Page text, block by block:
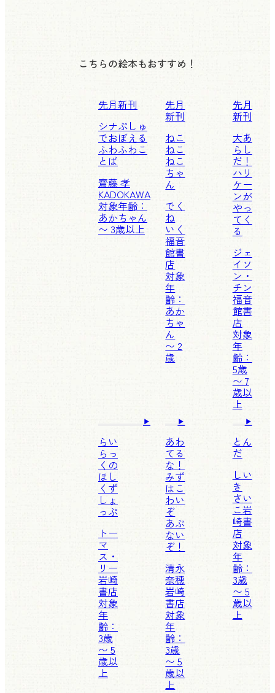
こちらの絵本もおすすめ！
先月新刊
シナぷしゅ
でおぼえる
ふわふわこ
とば
齋藤 孝
KADOKAWA
対象年齢：
あかちゃん
〜 3歳以上
先月
新刊
ねこ
ねこ
ねこ
ちゃ
ん
でく
ね
いく
福音
館書
店
対象
年
齢：
あか
ちゃ
ん
〜 2
歳
先月
新刊
大あ
らし
だ！
ハリ
ケー
ンが
やっ
てく
る
ジェ
イソ
ン・
チン
福音
館書
店
対象
年
齢：
5歳
〜 7
歳以
上
らい
らっ
くの
ほし
くず
しょ
っぷ
トー
マ
ス・
リー
岩崎
書店
対象
年
齢：
3歳
〜 5
歳以
上
あわ
てる
な！
みず
はこ
わい
ぞ
あぶ
ない
ぞ！
清永
奈穂
岩崎
書店
対象
年
齢：
3歳
〜 5
歳以
上
とん
だ
しい
き
さい
こ岩
崎書
店
対象
年
齢：
3歳
〜 5
歳以
上